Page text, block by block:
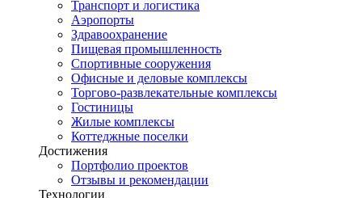
Транспорт и логистика
Аэропорты
Здравоохранение
Пищевая промышленность
Спортивные сооружения
Офисные и деловые комплексы
Торгово-развлекательные комплексы
Гостиницы
Жилые комплексы
Коттеджные поселки
Достижения
Портфолио проектов
Отзывы и рекомендации
Технологии